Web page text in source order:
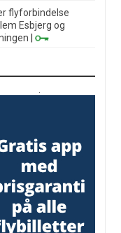
flyforbindelse
Esbjerg og